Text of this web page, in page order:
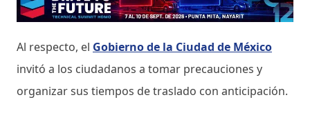
Al respecto, el Gobierno de la Ciudad de México
invitó a los ciudadanos a tomar precauciones y
organizar sus tiempos de traslado con anticipación.